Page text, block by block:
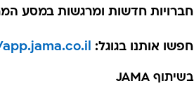
חברויות חדשות ומרגשות במסע
חפשו אותנו בגוגל:
בשיתוף JAMA